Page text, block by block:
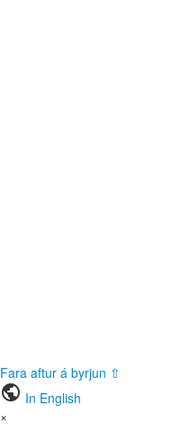
Fara aftur á byrjun ⇧
public In English
×